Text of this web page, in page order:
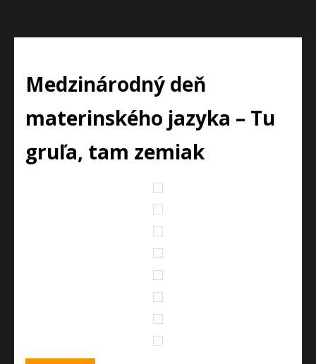
Medzinárodný deň
materinského jazyka – Tu
gruľa, tam zemiak